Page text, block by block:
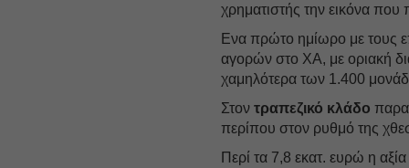
χρηματιστής την εικόνα
Ενα πρώτο ημίωρο με τους
αγορών στο ΧΑ, με οριακή
χαμηλότερα των 1.400
Στοντραπεζικό κλάδο
περίπου στον ρυθμό της
Περί τα 7,8 εκατ. ευρώ η